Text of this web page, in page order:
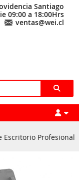
Santiago
09:00 a 18:00Hrs
ventas@wei.cl
Escritorio Profesional